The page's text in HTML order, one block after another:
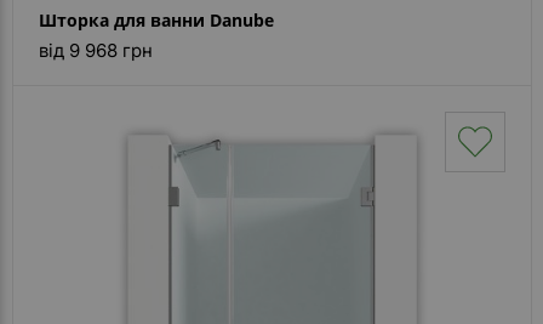
Шторка для ванни Danube
від 9 968 грн